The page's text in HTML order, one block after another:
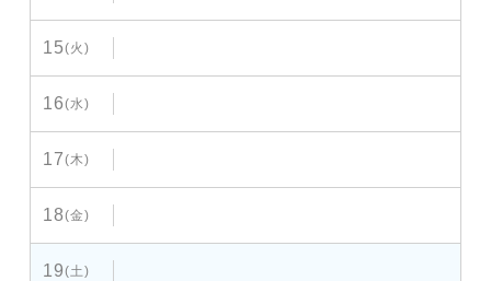
15(火)
16(水)
17(木)
18(金)
19(土)